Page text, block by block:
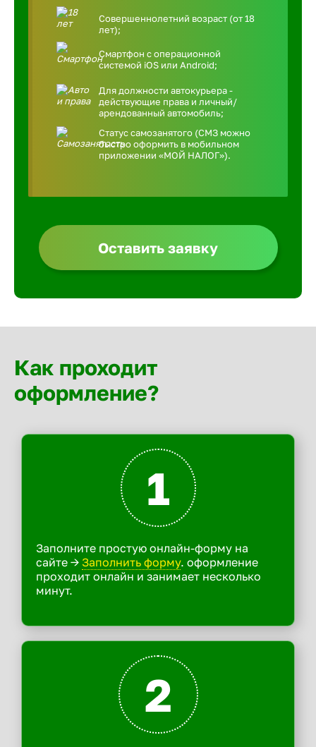
Совершеннолетний возраст (от 18
лет);
Смартфон с операционной
системой iOS или Android;
Для должности автокурьера -
действующие права и личный/
арендованный автомобиль;
Статус самозанятого (СМЗ можно
быстро оформить в мобильном
приложении «МОЙ НАЛОГ»).
Оставить заявку
Как проходит
оформление?
1
Заполните простую онлайн-форму на
сайте -> Заполнить форму. оформление
проходит онлайн и занимает несколько
минут.
2